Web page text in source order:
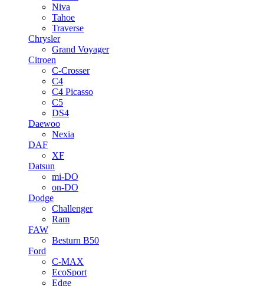
Niva
Tahoe
Traverse
Chrysler
Grand Voyager
Citroen
C-Crosser
C4
C4 Picasso
C5
DS4
Daewoo
Nexia
DAF
XF
Datsun
mi-DO
on-DO
Dodge
Challenger
Ram
FAW
Besturn B50
Ford
C-MAX
EcoSport
Edge